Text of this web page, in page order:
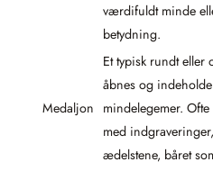
værdifuldt minde
betydning.
Medaljon
Et typisk rundt
åbnes og
mindelegemer.
med
ædelstene, båret